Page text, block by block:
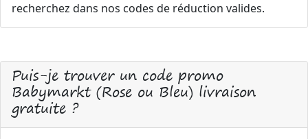
recherchez dans nos codes de réduction valides.
Puis-je trouver un code promo
Babymarkt (Rose ou Bleu) livraison
gratuite ?